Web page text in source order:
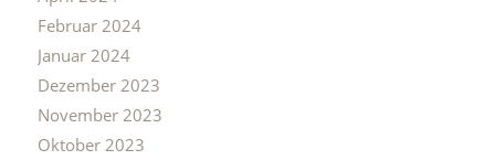
Februar 2024
Januar 2024
Dezember 2023
November 2023
Oktober 2023